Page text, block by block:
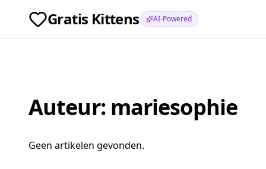
Gratis Kittens AI-Powered
Auteur: mariesophie
Geen artikelen gevonden.